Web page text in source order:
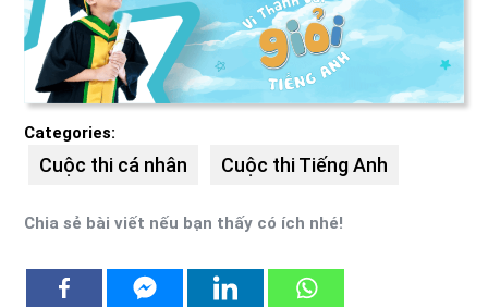
Categories:
Cuộc thi cá nhân Cuộc thi Tiếng Anh
Chia sẻ bài viết nếu bạn thấy có ích nhé!